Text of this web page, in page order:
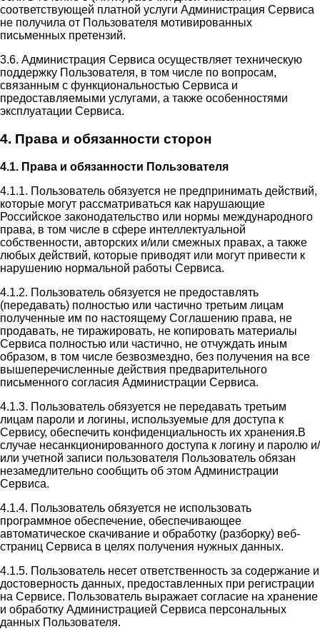
соответствующей платной услуги Администрация Сервиса
не получила от Пользователя мотивированных
письменных претензий.
3.6. Администрация Сервиса осуществляет техническую
поддержку Пользователя, в том числе по вопросам,
связанным с функциональностью Сервиса и
предоставляемыми услугами, а также особенностями
эксплуатации Сервиса.
4. Права и обязанности сторон
4.1. Права и обязанности Пользователя
4.1.1. Пользователь обязуется не предпринимать действий,
которые могут рассматриваться как нарушающие
Российское законодательство или нормы международного
права, в том числе в сфере интеллектуальной
собственности, авторских и/или смежных правах, а также
любых действий, которые приводят или могут привести к
нарушению нормальной работы Сервиса.
4.1.2. Пользователь обязуется не предоставлять
(передавать) полностью или частично третьим лицам
полученные им по настоящему Соглашению права, не
продавать, не тиражировать, не копировать материалы
Сервиса полностью или частично, не отчуждать иным
образом, в том числе безвозмездно, без получения на все
вышеперечисленные действия предварительного
письменного согласия Администрации Сервиса.
4.1.3. Пользователь обязуется не передавать третьим
лицам пароли и логины, используемые для доступа к
Сервису, обеспечить конфиденциальность их хранения.В
случае несанкционированного доступа к логину и паролю и/
или учетной записи пользователя Пользователь обязан
незамедлительно сообщить об этом Администрации
Сервиса.
4.1.4. Пользователь обязуется не использовать
программное обеспечение, обеспечивающее
автоматическое скачивание и обработку (разборку) веб-
страниц Сервиса в целях получения нужных данных.
4.1.5. Пользователь несет ответственность за содержание и
достоверность данных, предоставленных при регистрации
на Сервисе. Пользователь выражает согласие на хранение
и обработку Администрацией Сервиса персональных
данных Пользователя.